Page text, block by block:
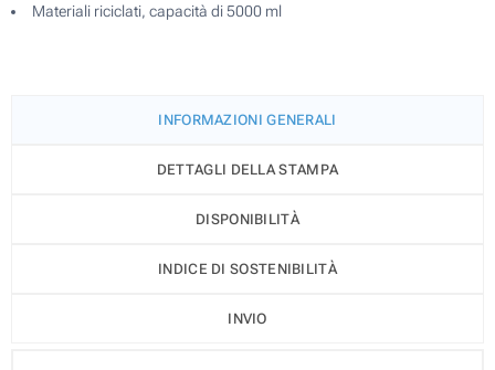
Materiali riciclati, capacità di 5000 ml
INFORMAZIONI GENERALI
DETTAGLI DELLA STAMPA
DISPONIBILITÀ
INDICE DI SOSTENIBILITÀ
INVIO